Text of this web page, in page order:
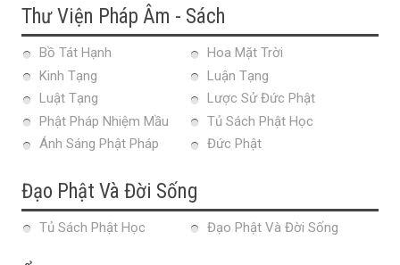
Thư Viện Pháp Âm - Sách
Bồ Tát Hạnh
Hoa Mặt Trời
Kinh Tạng
Luận Tạng
Luật Tạng
Lược Sử Đức Phật
Phật Pháp Nhiệm Mầu
Tủ Sách Phật Học
Ánh Sáng Phật Pháp
Đức Phật
Đạo Phật Và Đời Sống
Tủ Sách Phật Học Đạo Phật Và Đời Sống